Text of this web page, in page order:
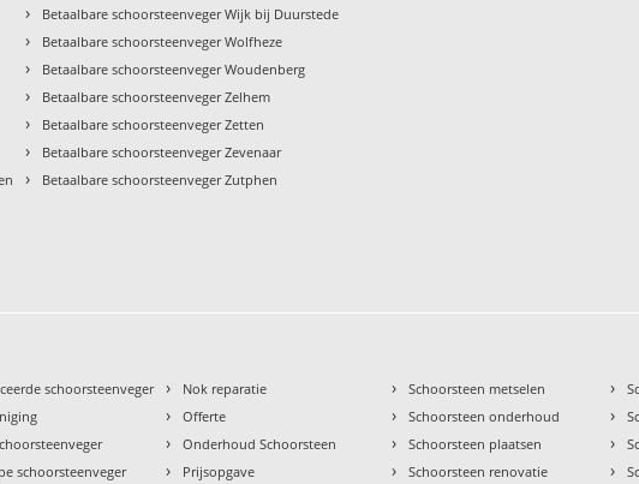
› Betaalbare schoorsteenveger Wijk bij Duurstede
› Betaalbare schoorsteenveger Wolfheze
› Betaalbare schoorsteenveger Woudenberg
› Betaalbare schoorsteenveger Zelhem
› Betaalbare schoorsteenveger Zetten
› Betaalbare schoorsteenveger Zevenaar
› Betaalbare schoorsteenveger Zutphen
schoorsteenveger
schoorsteenveger
› Nok reparatie
› Offerte
› Onderhoud Schoorsteen
› Prijsopgave
› Schoorsteen metselen
› Schoorsteen onderhoud
› Schoorsteen plaatsen
› Schoorsteen renovatie
›
›
›
›